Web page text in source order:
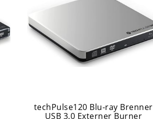
techPulse120 Blu-ray Brenner
USB 3.0 Externer Burner